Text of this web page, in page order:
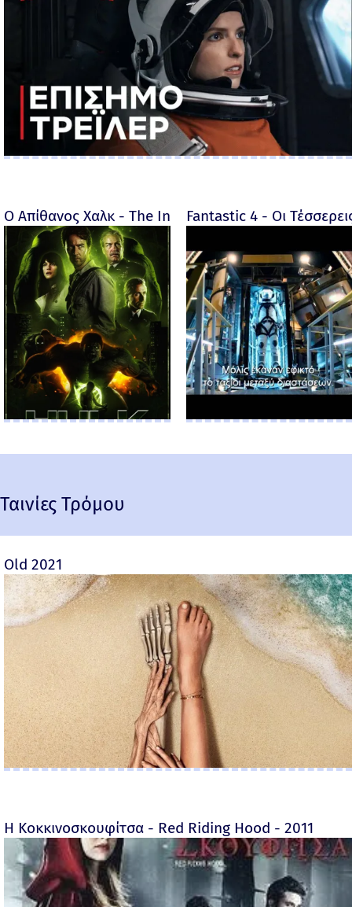
Ο Απίθανος Χαλκ - The Incredible Hulk - 2008
Fantastic 4 - Οι
Ταινίες Τρόμου
Old 2021
Η Κοκκινοσκουφίτσα - Red Riding Hood - 2011